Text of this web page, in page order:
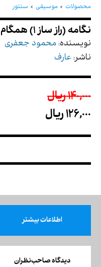
محصولات موسیقی سنتور
نویسنده: محمود جعفری
ناشر: عارف
140,000 ريال
126,000 ريال
اطلاعات بیشتر
دیدگاه صاحب‌نظران